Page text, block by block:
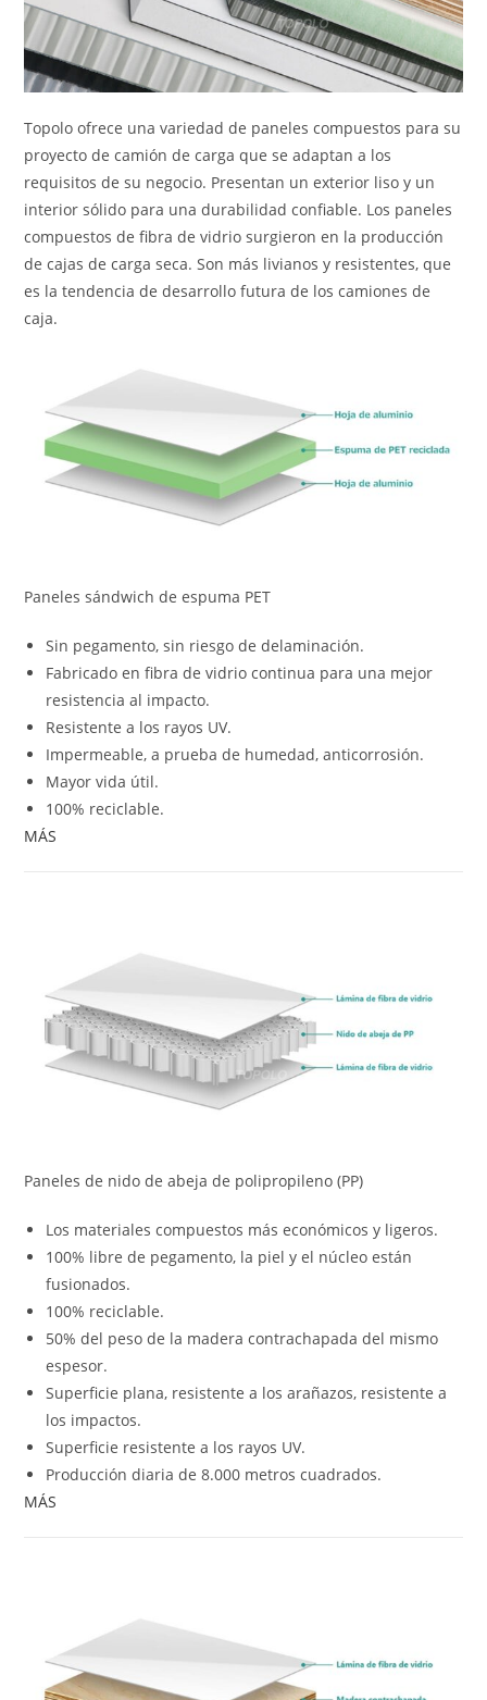
Topolo ofrece una variedad de paneles compuestos para su
proyecto de camión de carga que se adaptan a los
requisitos de su negocio. Presentan un exterior liso y un
interior sólido para una durabilidad confiable. Los paneles
compuestos de fibra de vidrio surgieron en la producción
de cajas de carga seca. Son más livianos y resistentes, que
es la tendencia de desarrollo futura de los camiones de
caja.
Paneles sándwich de espuma PET
Sin pegamento, sin riesgo de delaminación.
Fabricado en fibra de vidrio continua para una mejor
resistencia al impacto.
Resistente a los rayos UV.
Impermeable, a prueba de humedad, anticorrosión.
Mayor vida útil.
100% reciclable.
MÁS
Paneles de nido de abeja de polipropileno (PP)
Los materiales compuestos más económicos y ligeros.
100% libre de pegamento, la piel y el núcleo están
fusionados.
100% reciclable.
50% del peso de la madera contrachapada del mismo
espesor.
Superficie plana, resistente a los arañazos, resistente a
los impactos.
Superficie resistente a los rayos UV.
Producción diaria de 8.000 metros cuadrados.
MÁS